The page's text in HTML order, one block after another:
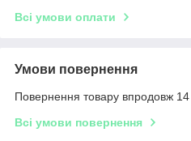
Всі умови оплати
Умови повернення
Повернення товару впродовж 14
Всі умови повернення